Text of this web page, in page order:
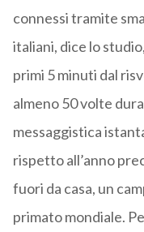
connessi tramite
italiani, dice lo
primi 5 minuti dal
almeno 50 volte
messaggistica
rispetto all’anno
fuori da casa, un
primato mondiale.